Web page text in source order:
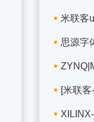
米联客
思源字
[米联